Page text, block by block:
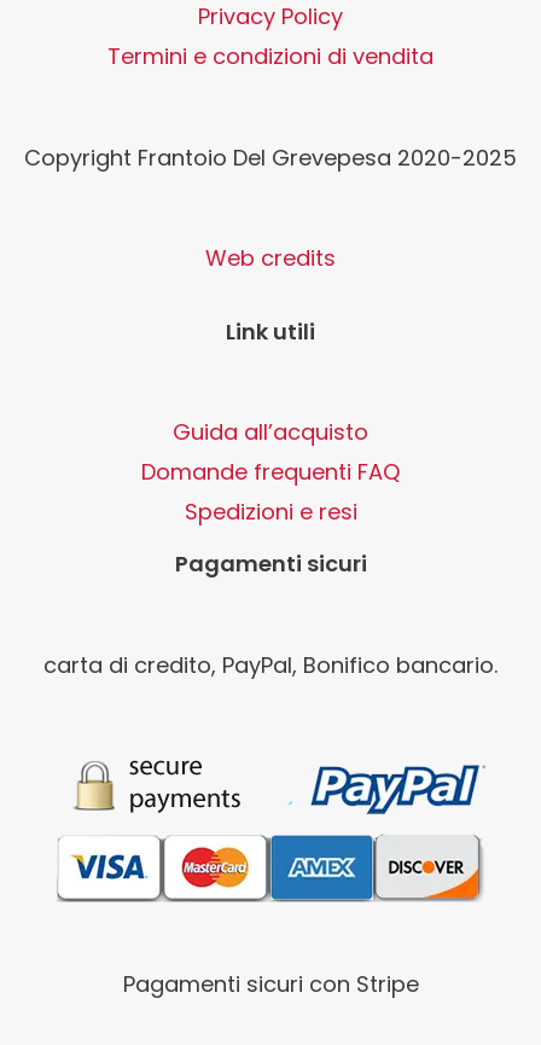
Privacy Policy
Termini e condizioni di vendita
Copyright Frantoio Del Grevepesa 2020-2025
Web credits
Link utili
Guida all’acquisto
Domande frequenti FAQ
Spedizioni e resi
Pagamenti sicuri
carta di credito, PayPal, Bonifico bancario.
Pagamenti sicuri con Stripe